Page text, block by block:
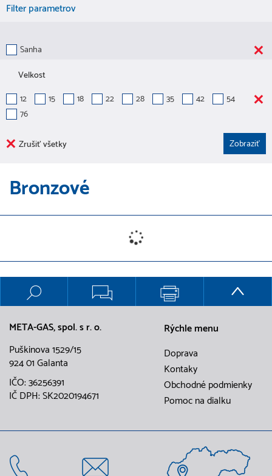
Filter parametrov
Sanha
Velkost
12
15 18 22 28 35 42
54
76
Zrušiť všetky
Bronzové
META-GAS, spol. s r. o.
Puškinova 1529/15
924 01 Galanta
IČO: 36256391
IČ DPH: SK2020194671
Rýchle menu
Doprava
Kontaky
Obchodné podmienky
Pomoc na dialku